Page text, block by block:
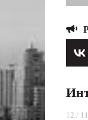
12 /